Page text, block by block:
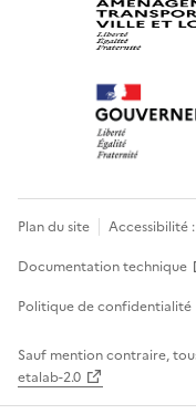
Plan du site Accessibilité
Documentation technique
Politique de confidentialité
Sauf mention contraire,
etalab-2.0